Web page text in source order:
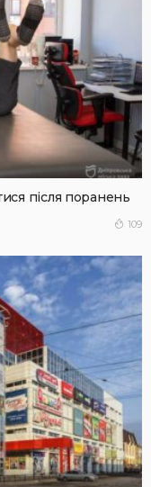
після поранень
109